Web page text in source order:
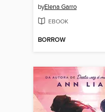
byElena Garro
EBOOK
BORROW